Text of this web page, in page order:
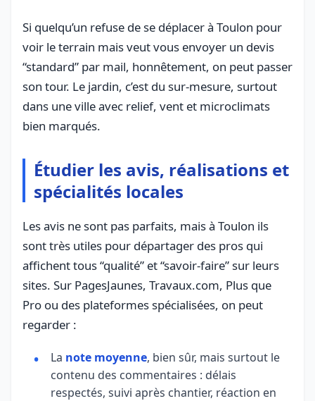
Si quelqu’un refuse de se déplacer à Toulon pour
voir le terrain mais veut vous envoyer un devis
“standard” par mail, honnêtement, on peut passer
son tour. Le jardin, c’est du sur-mesure, surtout
dans une ville avec relief, vent et microclimats
bien marqués.
Étudier les avis, réalisations et
spécialités locales
Les avis ne sont pas parfaits, mais à Toulon ils
sont très utiles pour départager des pros qui
affichent tous “qualité” et “savoir-faire” sur leurs
sites. Sur PagesJaunes, Travaux.com, Plus que
Pro ou des plateformes spécialisées, on peut
regarder :
La note moyenne, bien sûr, mais surtout le
contenu des commentaires : délais
respectés, suivi après chantier, réaction en